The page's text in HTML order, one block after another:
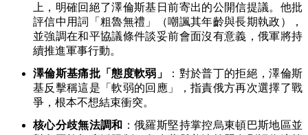
上，明確回絕了澤倫斯基日前寄出的公開信提議。他批
評信中用詞「粗魯無禮」（嘲諷其年齡與長期執政），
並強調在和平協議條件談妥前會面沒有意義，俄軍將持
續推進軍事行動。
澤倫斯基痛批「態度軟弱」
：對於普丁的拒絕，澤倫斯
基反擊稱這是「軟弱的回應」，指責俄方再次選擇了戰
爭，根本不想結束衝突。
核心分歧無法調和 ：俄羅斯堅持掌控烏東頓巴斯地區並